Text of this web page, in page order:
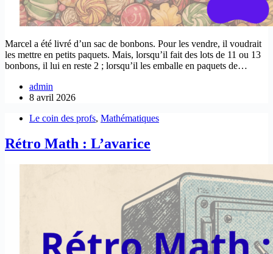
Marcel a été livré d’un sac de bonbons. Pour les vendre, il voudrait
les mettre en petits paquets. Mais, lorsqu’il fait des lots de 11 ou 13
bonbons, il lui en reste 2 ; lorsqu’il les emballe en paquets de…
admin
8 avril 2026
Le coin des profs, Mathématiques
Rétro Math : L’avarice